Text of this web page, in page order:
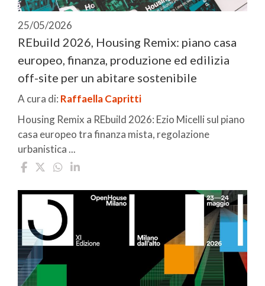
25/05/2026
REbuild 2026, Housing Remix: piano casa
europeo, finanza, produzione ed edilizia
off-site per un abitare sostenibile
A cura di: Raffaella Capritti
Housing Remix a REbuild 2026: Ezio Micelli sul piano
casa europeo tra finanza mista, regolazione
urbanistica ...